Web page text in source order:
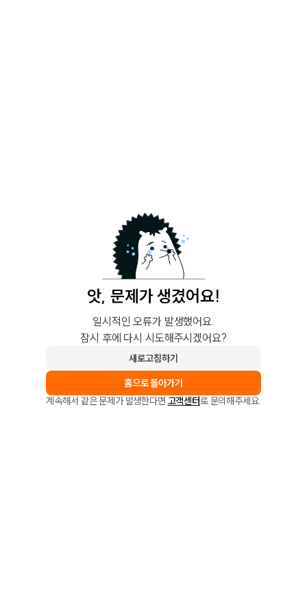
앗, 문제가 생겼어요!
일시적인 오류가 발생했어요.
잠시 후에 다시 시도해주시겠어요?
새로고침하기
홈으로 돌아가기
계속해서 같은 문제가 발생한다면 고객센터로 문의해주세요.